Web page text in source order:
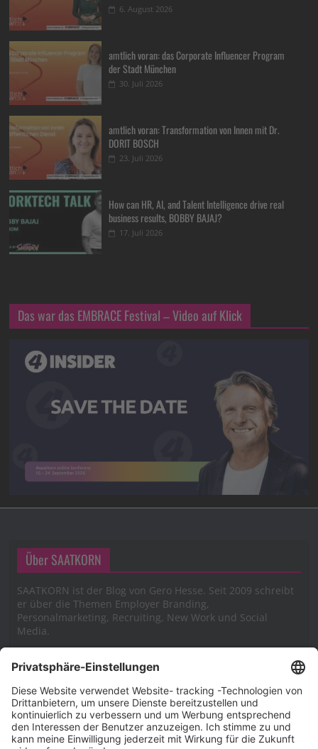
6. August 2026
amtlich voran: das Corporate Influencer Program
der Stadt München
30. Juli 2026
amtlich voran: Transformation von Innen mit Dr.
DORIT BOSCH
23. Juli 2026
How can HR, AI, and Talent Intelligence drive real
business results, BOBBY BAJAJ?
17. Juli 2026
Das war das EMBRACE Festival – Video auf Klick
Über SAATKORN
SAATKORN ist der Blog von Gero Hesse. Seit 2009 schreibt
er über die Themen Employer Branding,
Personalmarketing, Recruiting, New Work und Social
Media.
Impressum
Impressum